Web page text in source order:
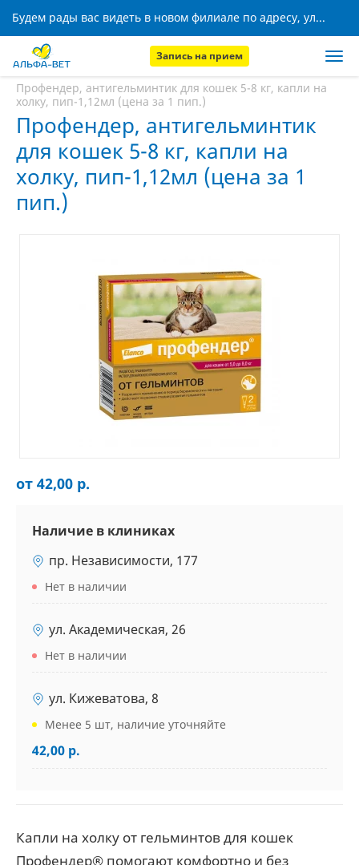
Будем рады вас видеть в новом филиале по адресу, ул. Кижеватова, 8!
Запись на прием
Главная
Профендер, антигельминтик для кошек 5-8 кг, капли на
холку, пип-1,12мл (цена за 1 пип.)
Профендер, антигельминтик
для кошек 5-8 кг, капли на
холку, пип-1,12мл (цена за 1
пип.)
от 42,00 р.
Наличие в клиниках
пр. Независимости, 177
Нет в наличии
ул. Академическая, 26
Нет в наличии
ул. Кижеватова, 8
Менее 5 шт, наличие уточняйте
42,00 р.
Капли на холку от гельминтов для кошек
Профендер® помогают комфортно и без